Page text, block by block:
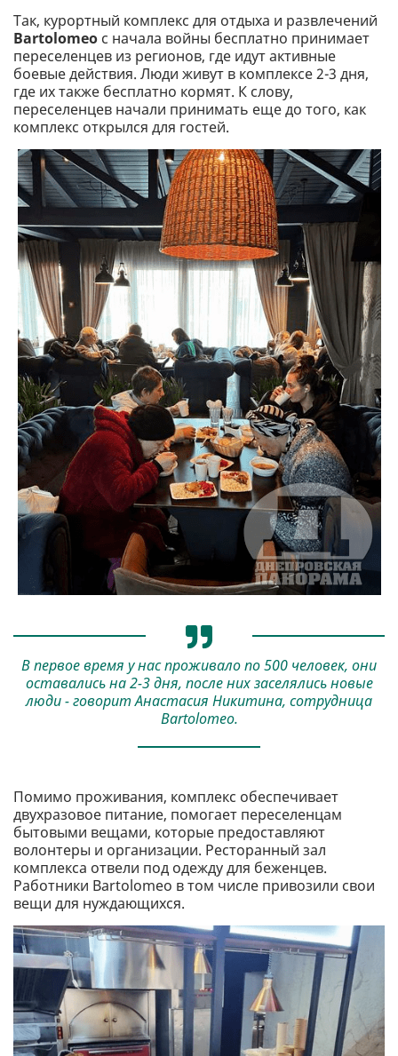
Так, курортный комплекс для отдыха и развлечений
Bartolomeo с начала войны бесплатно принимает
переселенцев из регионов, где идут активные
боевые действия. Люди живут в комплексе 2-3 дня,
где их также бесплатно кормят. К слову,
переселенцев начали принимать еще до того, как
комплекс открылся для гостей.
В первое время у нас проживало по 500 человек, они
оставались на 2-3 дня, после них заселялись новые
люди - говорит Анастасия Никитина, сотрудница
Bartolomeo.
Помимо проживания, комплекс обеспечивает
двухразовое питание, помогает переселенцам
бытовыми вещами, которые предоставляют
волонтеры и организации. Ресторанный зал
комплекса отвели под одежду для беженцев.
Работники Bartolomeo в том числе привозили свои
вещи для нуждающихся.